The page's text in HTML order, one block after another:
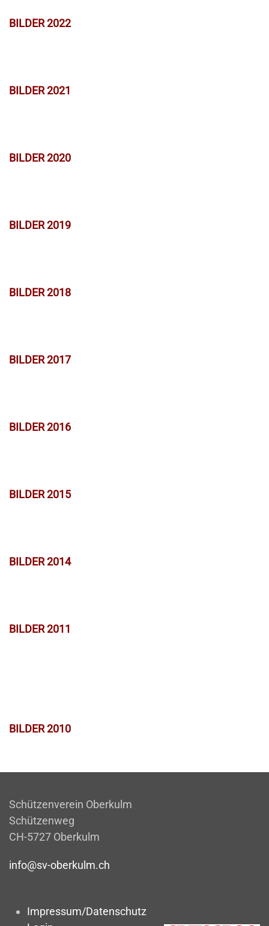
BILDER 2022
BILDER 2021
BILDER 2020
BILDER 2019
BILDER 2018
BILDER 2017
BILDER 2016
BILDER 2015
BILDER 2014
BILDER 2011
BILDER 2010
Schützenverein Oberkulm
Schützenweg
CH-5727 Oberkulm
info@sv-oberkulm.ch
Impressum/Datenschutz